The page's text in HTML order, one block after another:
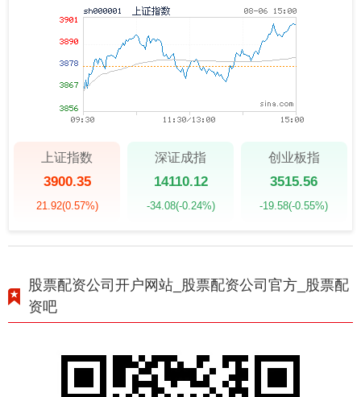
上证指数
3900.35
21.92(0.57%)
深证成指
14110.12
-34.08(-0.24%)
创业板指
3515.56
-19.58(-0.55%)
股票配资公司开户网站_股票配资公司官方_股票配
资吧